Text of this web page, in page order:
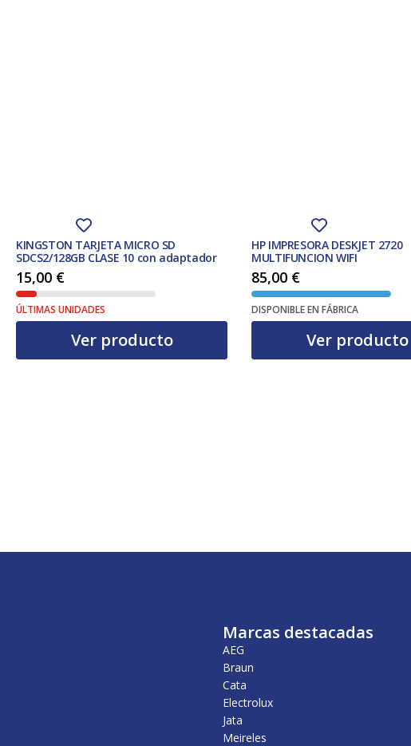
KINGSTON TARJETA MICRO SD
SDCS2/128GB CLASE 10 con adaptador
15,00 €
ÚLTIMAS UNIDADES
Ver producto
HP IMPRESORA DESKJET 2720
MULTIFUNCION WIFI
85,00 €
DISPONIBLE EN FÁBRICA
Ver producto
Marcas destacadas
AEG
Braun
Cata
Electrolux
Jata
Meireles